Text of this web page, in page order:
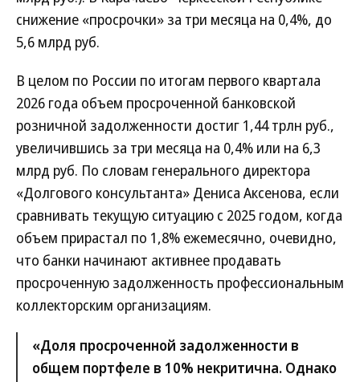
снижение «просрочки» за три месяца на 0,4%, до
5,6 млрд руб.
В целом по России по итогам первого квартала
2026 года объем просроченной банковской
розничной задолженности достиг 1,44 трлн руб.,
увеличившись за три месяца на 0,4% или на 6,3
млрд руб. По словам генерального директора
«Долгового консультанта» Дениса Аксенова, если
сравнивать текущую ситуацию с 2025 годом, когда
объем прирастал по 1,8% ежемесячно, очевидно,
что банки начинают активнее продавать
просроченную задолженность профессиональным
коллекторским организациям.
«Доля просроченной задолженности в
общем портфеле в 10% некритична. Однако